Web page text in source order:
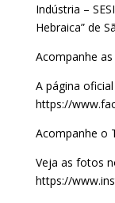
Indústria –
Hebraica” de
Acompanhe
A página
https://
Acompanhe o
Veja as fotos
https://